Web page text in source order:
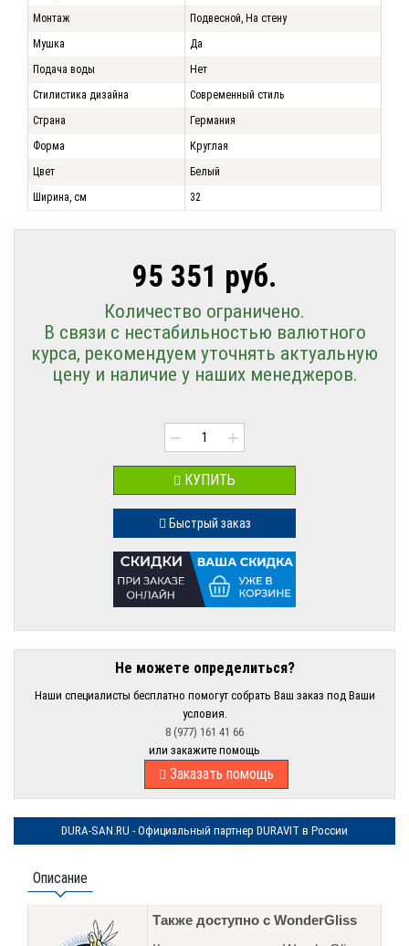
Монтаж
Подвесной, На стену
Мушка
Да
Подача воды
Нет
Стилистика дизайна
Современный стиль
Страна
Германия
Форма
Круглая
Цвет
Белый
Ширина, см
32
95 351 руб.
Количество ограничено.
В связи с нестабильностью валютного
курса, рекомендуем уточнять актуальную
цену и наличие у наших менеджеров.
− +
КУПИТЬ
Быстрый заказ
Не можете определиться?
Наши специалисты бесплатно помогут собрать Ваш заказ под Ваши
условия.
8 (977) 161 41 66
или закажите помощь
Заказать помощь
DURA-SAN.RU - Официальный партнер DURAVIT в России
Описание
Также доступно с WonderGliss